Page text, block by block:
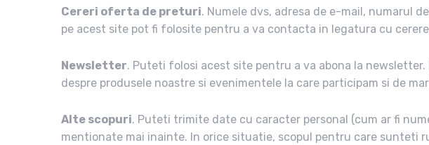
Cereri oferta de preturi. Numele dvs, adresa de e-mail, numarul
pe acest site pot fi folosite pentru a va contacta in legatura cu
Newsletter. Puteti folosi acest site pentru a va abona la
despre produsele noastre si evenimentele la care participam si de
Alte scopuri. Puteti trimite date cu caracter personal (cum ar fi
mentionate mai inainte. In orice situatie, scopul pentru care